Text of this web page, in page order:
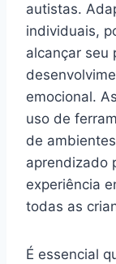
autistas.
individuais,
alcançar seu
emocional.
uso de
de
aprendizado
experiência
todas as
É essencial